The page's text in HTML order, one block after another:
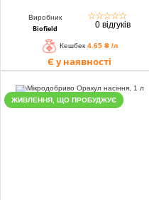
Виробник
Biofield
☆☆☆☆☆
0 відгуків
Кешбек 4.65 ₴ /л
Є у наявності
ЖИВЛЕННЯ, ЩО ПРОБУДЖУЄ